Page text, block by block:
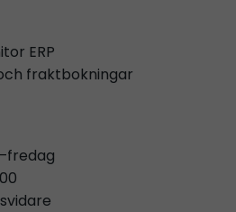
ERP
fraktbokningar